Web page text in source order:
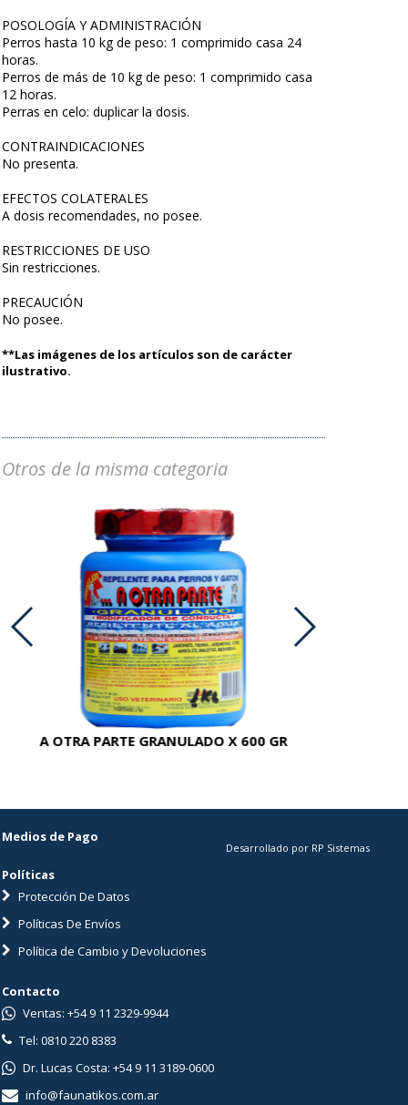
POSOLOGÍA Y ADMINISTRACIÓN
Perros hasta 10 kg de peso: 1 comprimido casa 24
horas.
Perros de más de 10 kg de peso: 1 comprimido casa
12 horas.
Perras en celo: duplicar la dosis.
CONTRAINDICACIONES
No presenta.
EFECTOS COLATERALES
A dosis recomendades, no posee.
RESTRICCIONES DE USO
Sin restricciones.
PRECAUCIÓN
No posee.
**Las imágenes de los artículos son de carácter
ilustrativo.
Otros de la misma categoria
A OTRA PARTE GRANULADO X 600 GR
Medios de Pago
Políticas
Protección De Datos
Políticas De Envíos
Política de Cambio y Devoluciones
Desarrollado por RP Sistemas
Contacto
Ventas: +54 9 11 2329-9944
Tel: 0810 220 8383
Dr. Lucas Costa: +54 9 11 3189-0600
info@faunatikos.com.ar